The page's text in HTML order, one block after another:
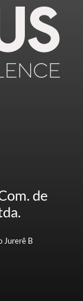
de
Jurerê B